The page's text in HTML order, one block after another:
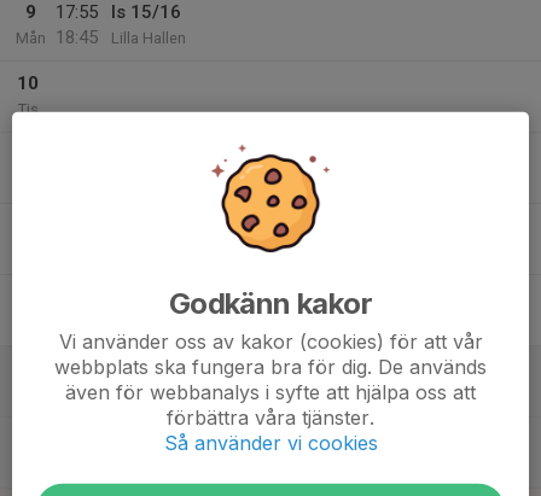
9
Mån
17:55
18:45
Is 15/16
Lilla Hallen
10
Tis
11:30
12:45
Is 16/17
Lilla Hallen
Open Ice
Godkänn kakor
Vi använder oss av kakor (cookies) för att vår
webbplats ska fungera bra för dig. De används
även för webbanalys i syfte att hjälpa oss att
förbättra våra tjänster.
Så använder vi cookies